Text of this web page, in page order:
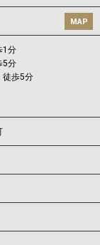
MAP
1分
5分
徒歩5分